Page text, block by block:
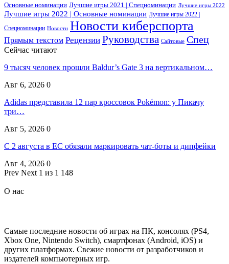
Основные номинации Лучшие игры 2021 | Спецноминации Лучшие игры 2022
Лучшие игры 2022 | Основные номинации Лучшие игры 2022 |
Спецноминации Новости Новости киберспорта
Прямым текстом Рецензии Руководства Сайтовые Спец
Сейчас читают
9 тысяч человек прошли Baldur’s Gate 3 на вертикальном…
Авг 6, 2026 0
Adidas представила 12 пар кроссовок Pokémon: у Пикачу
три…
Авг 5, 2026 0
С 2 августа в ЕС обязали маркировать чат-боты и дипфейки
Авг 4, 2026 0
Prev Next 1 из 1 148
О нас
Самые последние новости об играх на ПК, консолях (PS4,
Xbox One, Nintendo Switch), смартфонах (Android, iOS) и
других платформах. Свежие новости от разработчиков и
издателей компьютерных игр.